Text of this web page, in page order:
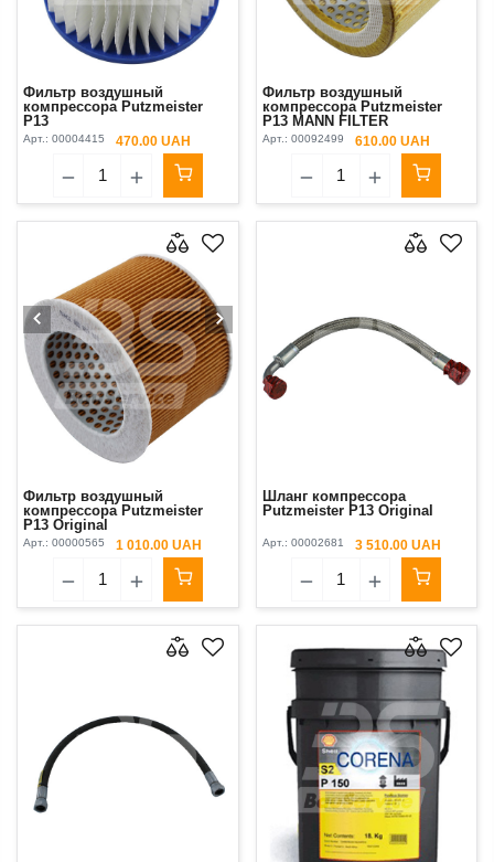
Фильтр воздушный
компрессора Putzmeister
P13
Арт.: 00004415 470.00 UAH
Фильтр воздушный
компрессора Putzmeister
P13 MANN FILTER
Арт.: 00092499 610.00 UAH
Фильтр воздушный
компрессора Putzmeister
P13 Original
Арт.: 00000565 1 010.00 UAH
Шланг компрессора
Putzmeister P13 Original
Арт.: 00002681 3 510.00 UAH